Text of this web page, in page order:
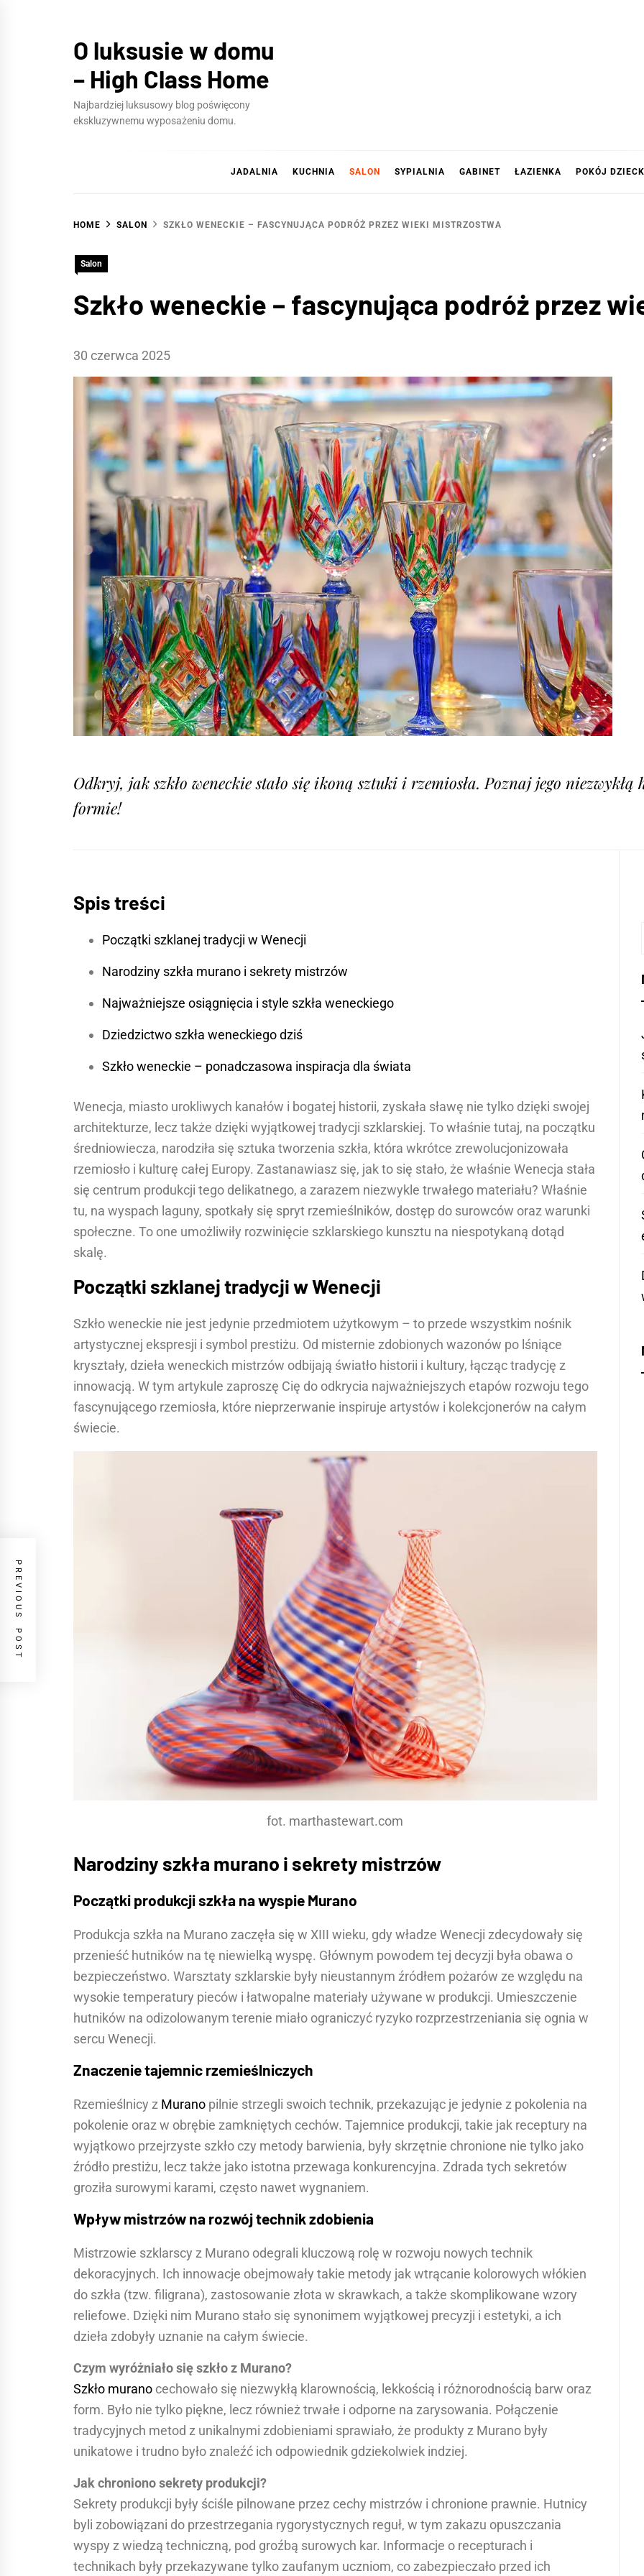
O luksusie w domu
– High Class Home
Najbardziej luksusowy blog poświęcony
ekskluzywnemu wyposażeniu domu.
JADALNIA KUCHNIA SALON SYPIALNIA GABINET ŁAZIENKA POKÓJ
HOME SALON SZKŁO WENECKIE – FASCYNUJĄCA PODRÓŻ PRZEZ WIEKI MISTRZOSTWA
Salon
Szkło weneckie – fascynująca podróż przez
30 czerwca 2025
Odkryj, jak szkło weneckie stało się ikoną sztuki i rzemiosła. Poznaj jego niezwykłą
formie!
Spis treści
Początki szklanej tradycji w Wenecji
Narodziny szkła murano i sekrety mistrzów
Najważniejsze osiągnięcia i style szkła weneckiego
Dziedzictwo szkła weneckiego dziś
Szkło weneckie – ponadczasowa inspiracja dla świata
Wenecja, miasto urokliwych kanałów i bogatej historii, zyskała sławę nie tylko dzięki swojej
architekturze, lecz także dzięki wyjątkowej tradycji szklarskiej. To właśnie tutaj, na początku
średniowiecza, narodziła się sztuka tworzenia szkła, która wkrótce zrewolucjonizowała
rzemiosło i kulturę całej Europy. Zastanawiasz się, jak to się stało, że właśnie Wenecja stała
się centrum produkcji tego delikatnego, a zarazem niezwykle trwałego materiału? Właśnie
tu, na wyspach laguny, spotkały się spryt rzemieślników, dostęp do surowców oraz warunki
społeczne. To one umożliwiły rozwinięcie szklarskiego kunsztu na niespotykaną dotąd
skalę.
Początki szklanej tradycji w Wenecji
Szkło weneckie nie jest jedynie przedmiotem użytkowym – to przede wszystkim nośnik
artystycznej ekspresji i symbol prestiżu. Od misternie zdobionych wazonów po lśniące
kryształy, dzieła weneckich mistrzów odbijają światło historii i kultury, łącząc tradycję z
innowacją. W tym artykule zaproszę Cię do odkrycia najważniejszych etapów rozwoju tego
fascynującego rzemiosła, które nieprzerwanie inspiruje artystów i kolekcjonerów na całym
świecie.
fot. marthastewart.com
Narodziny szkła murano i sekrety mistrzów
Początki produkcji szkła na wyspie Murano
Produkcja szkła na Murano zaczęła się w XIII wieku, gdy władze Wenecji zdecydowały się
przenieść hutników na tę niewielką wyspę. Głównym powodem tej decyzji była obawa o
bezpieczeństwo. Warsztaty szklarskie były nieustannym źródłem pożarów ze względu na
wysokie temperatury pieców i łatwopalne materiały używane w produkcji. Umieszczenie
hutników na odizolowanym terenie miało ograniczyć ryzyko rozprzestrzeniania się ognia w
sercu Wenecji.
Znaczenie tajemnic rzemieślniczych
Rzemieślnicy z Murano pilnie strzegli swoich technik, przekazując je jedynie z pokolenia na
pokolenie oraz w obrębie zamkniętych cechów. Tajemnice produkcji, takie jak receptury na
wyjątkowo przejrzyste szkło czy metody barwienia, były skrzętnie chronione nie tylko jako
źródło prestiżu, lecz także jako istotna przewaga konkurencyjna. Zdrada tych sekretów
groziła surowymi karami, często nawet wygnaniem.
Wpływ mistrzów na rozwój technik zdobienia
Mistrzowie szklarscy z Murano odegrali kluczową rolę w rozwoju nowych technik
dekoracyjnych. Ich innowacje obejmowały takie metody jak wtrącanie kolorowych włókien
do szkła (tzw. filigrana), zastosowanie złota w skrawkach, a także skomplikowane wzory
reliefowe. Dzięki nim Murano stało się synonimem wyjątkowej precyzji i estetyki, a ich
dzieła zdobyły uznanie na całym świecie.
Czym wyróżniało się szkło z Murano?
Szkło murano cechowało się niezwykłą klarownością, lekkością i różnorodnością barw oraz
form. Było nie tylko piękne, lecz również trwałe i odporne na zarysowania. Połączenie
tradycyjnych metod z unikalnymi zdobieniami sprawiało, że produkty z Murano były
unikatowe i trudno było znaleźć ich odpowiednik gdziekolwiek indziej.
Jak chroniono sekrety produkcji?
Sekrety produkcji były ściśle pilnowane przez cechy mistrzów i chronione prawnie. Hutnicy
byli zobowiązani do przestrzegania rygorystycznych reguł, w tym zakazu opuszczania
wyspy z wiedzą techniczną, pod groźbą surowych kar. Informacje o recepturach i
technikach były przekazywane tylko zaufanym uczniom, co zabezpieczało przed ich
PREVIOUS POST